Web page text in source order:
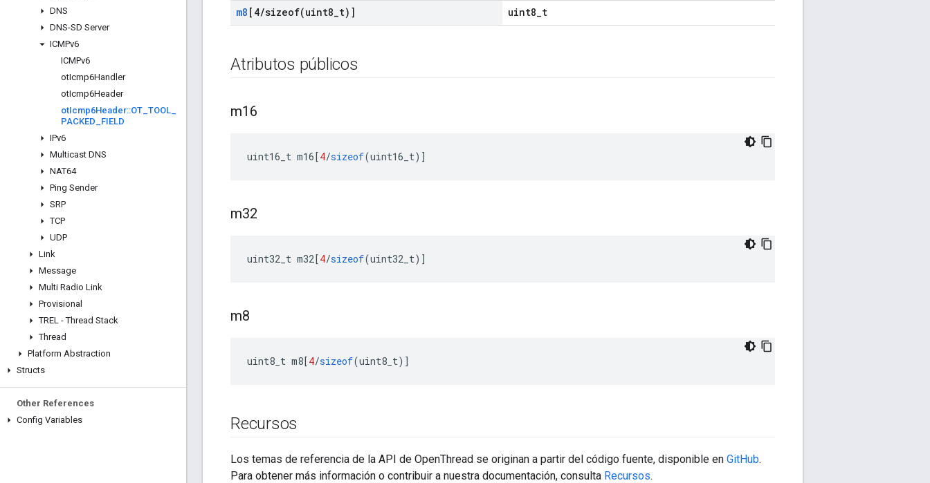
DNS
DNS-SD Server
ICMPv6
ICMPv6
otIcmp6Handler
otIcmp6Header
otIcmp6Header::OT TOOL
PACKED
FIELD
IPv6
Multicast DNS
NAT64
Ping Sender
SRP
TCP
UDP
Link
Message
Multi Radio Link
Provisional
TREL - Thread Stack
Thread
Platform Abstraction
Structs
Other References
Config Variables
m8 [4/sizeof(uint8 t)] uint8_t
Atributos públicos
m16
uint16_t m16[4/sizeof(uint16_t)]
m32
uint32_t m32[4/sizeof(uint32_t)]
m8
uint8_t m8[4/sizeof(uint8_t)]
Recursos
Los temas de referencia de la API de OpenThread se originan a partir del código fuente, disponible en GitHub.
Para obtener más información o contribuir a nuestra documentación, consulta Recursos.